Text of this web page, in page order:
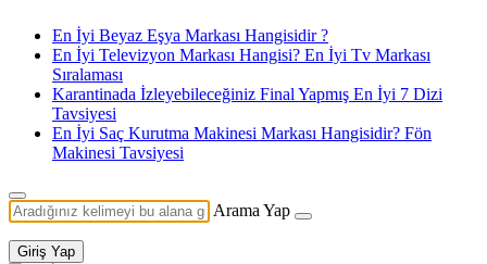
En İyi Beyaz Eşya Markası Hangisidir ?
En İyi Televizyon Markası Hangisi? En İyi Tv Markası
Sıralaması
Karantinada İzleyebileceğiniz Final Yapmış En İyi 7 Dizi
Tavsiyesi
En İyi Saç Kurutma Makinesi Markası Hangisidir? Fön
Makinesi Tavsiyesi
Arama Yap
Giriş Yap